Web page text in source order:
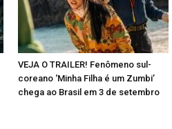
VEJA O TRAILER! Fenômeno sul-
coreano ‘Minha Filha é um Zumbi’
chega ao Brasil em 3 de setembro